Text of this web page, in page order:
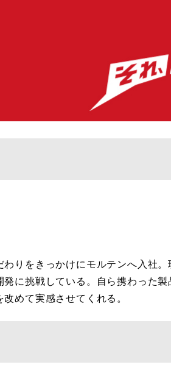
りをきっかけにモルテンへ入社。
に挑戦している。自ら携わった製
めて実感させてくれる。